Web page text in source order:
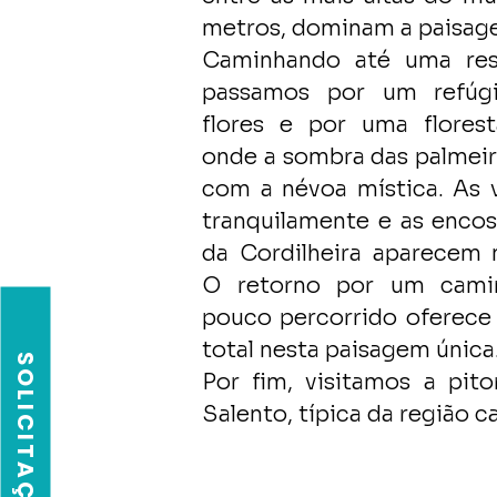
metros, dominam a
Caminhando até uma
passamos por um
flores e por uma
onde a sombra das
com a névoa mística. As
tranquilamente e as
da Cordilheira aparecem
O retorno por um
pouco percorrido oferece
total nesta paisagem
Por fim, visitamos a
Salento, típica da região